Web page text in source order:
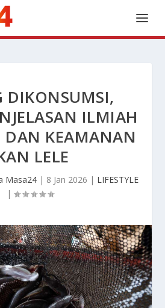
DIKONSUMSI,
ILMIAH
DAN KEAMANAN
LELE
Masa24 | 8 Jan 2026 | LIFESTYLE
|